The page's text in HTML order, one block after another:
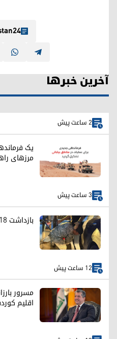
آخرین خبرها
2 ساعت پیش
یک
مرزهای
3 ساعت پیش
بازداشت ۳۱۸ نفر در عملیات امنیتی بغداد
12 ساعت پیش
مسرور
اقلیم